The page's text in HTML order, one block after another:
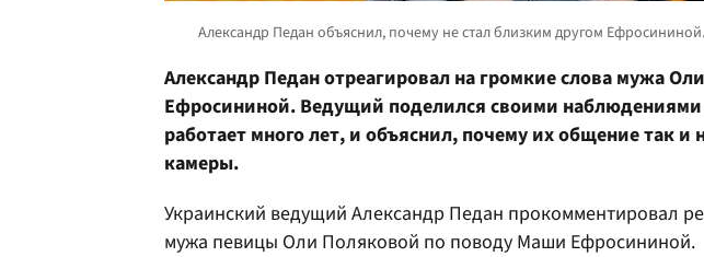
Александр Педан отреагировал на громкие слова мужа
Ефросининой. Ведущий поделился своими наблюдениями
работает много лет, и объяснил, почему их общение так и
камеры.
Украинский ведущий Александр Педан прокомментировал
мужа певицы Оли Поляковой по поводу Маши Ефросининой.